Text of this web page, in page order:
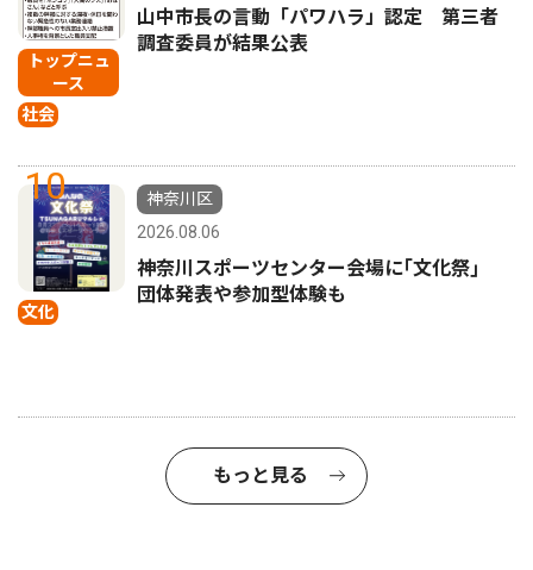
トップニュ
ース
社会
山中市長の言動「パワハラ」認定 第三者
調査委員が結果公表
10
文化
神奈川区
2026.08.06
神奈川スポーツセンター会場に｢文化祭｣
団体発表や参加型体験も
もっと見る